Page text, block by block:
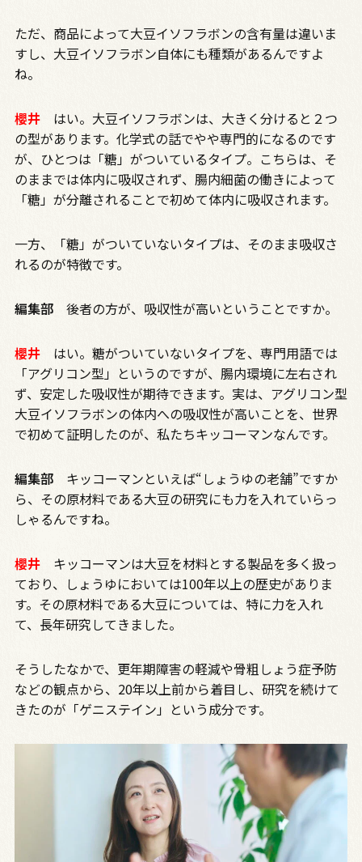
ただ、商品によって大豆イソフラボンの含有量は違いま
すし、大豆イソフラボン自体にも種類があるんですよ
ね。
櫻井はい。大豆イソフラボンは、大きく分けると２つ
の型があります。化学式の話でやや専門的になるのです
が、ひとつは「糖」がついているタイプ。こちらは、そ
のままでは体内に吸収されず、腸内細菌の働きによって
「糖」が分離されることで初めて体内に吸収されます。
一方、「糖」がついていないタイプは、そのまま吸収さ
れるのが特徴です。
編集部後者の方が、吸収性が高いということですか。
櫻井はい。糖がついていないタイプを、専門用語では
「アグリコン型」というのですが、腸内環境に左右され
ず、安定した吸収性が期待できます。実は、アグリコン型
大豆イソフラボンの体内への吸収性が高いことを、世界
で初めて証明したのが、私たちキッコーマンなんです。
編集部 キッコーマンといえば“しょうゆの老舗”ですか
ら、その原材料である大豆の研究にも力を入れていらっ
しゃるんですね。
櫻井 キッコーマンは大豆を材料とする製品を多く扱っ
ており、しょうゆにおいては100年以上の歴史がありま
す。その原材料である大豆については、特に力を入れ
て、長年研究してきました。
そうしたなかで、更年期障害の軽減や骨粗しょう症予防
などの観点から、 20年以上前から着目し、研究を続けて
きたのが「ゲニステイン」という成分です。